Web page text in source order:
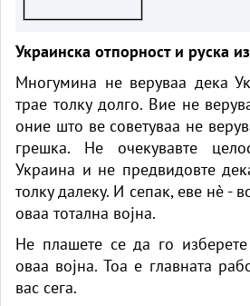
Украинска отпорност и руска
Многумина не веруваа дека
трае толку долго. Вие не
оние што ве советуваа не
грешка. Не очекувавте
Украина и не предвидовте
толку далеку. И сепак, еве нè -
оваа тотална војна.
Не плашете се да го
оваа војна. Тоа е главната
вас сега.